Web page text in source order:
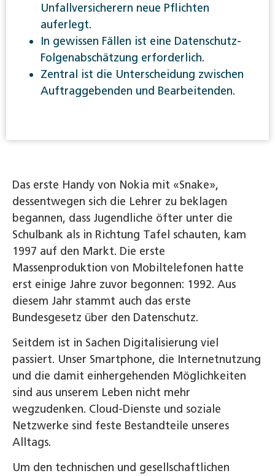
Unfallversicherern neue Pflichten
auferlegt.
In gewissen Fällen ist eine Datenschutz-
Folgenabschätzung erforderlich.
Zentral ist die Unterscheidung zwischen
Auftraggebenden und Bearbeitenden.
Das erste Handy von Nokia mit «Snake»,
dessentwegen sich die Lehrer zu beklagen
begannen, dass Jugendliche öfter unter die
Schulbank als in Richtung Tafel schauten, kam
1997 auf den Markt. Die erste
Massenproduktion von Mobiltelefonen hatte
erst einige Jahre zuvor begonnen: 1992. Aus
diesem Jahr stammt auch das erste
Bundesgesetz über den Datenschutz.
Seitdem ist in Sachen Digitalisierung viel
passiert. Unser Smartphone, die Internetnutzung
und die damit einhergehenden Möglichkeiten
sind aus unserem Leben nicht mehr
wegzudenken. Cloud-Dienste und soziale
Netzwerke sind feste Bestandteile unseres
Alltags.
Um den technischen und gesellschaftlichen